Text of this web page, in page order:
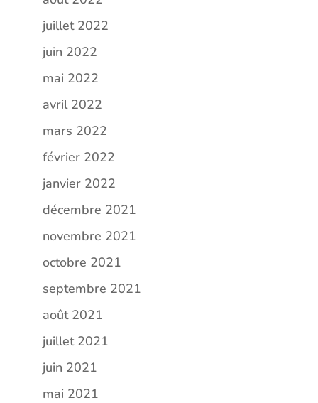
juillet 2022
juin 2022
mai 2022
avril 2022
mars 2022
février 2022
janvier 2022
décembre 2021
novembre 2021
octobre 2021
septembre 2021
août 2021
juillet 2021
juin 2021
mai 2021